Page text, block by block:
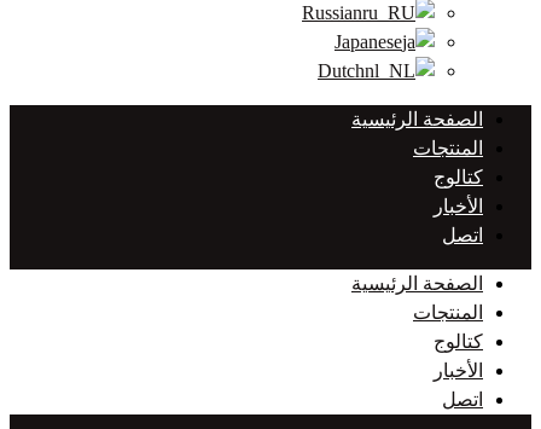
Russian
Japanese
Dutch
الصفحة الرئيسية
المنتجات
كتالوج
الأخبار
اتصل
الصفحة الرئيسية
المنتجات
كتالوج
الأخبار
اتصل